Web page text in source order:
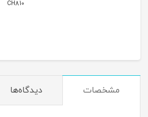
مشخصات دیدگاه‌ها